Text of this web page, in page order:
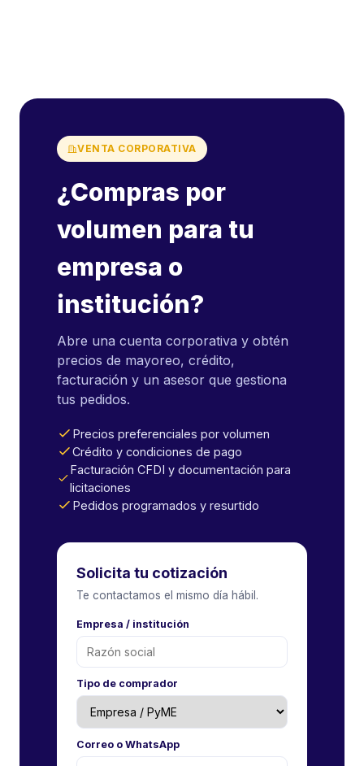
VENTA CORPORATIVA
¿Compras por
volumen para tu
empresa o
institución?
Abre una cuenta corporativa y obtén
precios de mayoreo, crédito,
facturación y un asesor que gestiona
tus pedidos.
Precios preferenciales por volumen
Crédito y condiciones de pago
Facturación CFDI y documentación para
licitaciones
Pedidos programados y resurtido
Solicita tu cotización
Te contactamos el mismo día hábil.
Empresa / institución
Tipo de comprador
Correo o WhatsApp